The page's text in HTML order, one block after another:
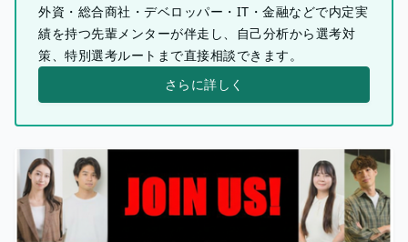
外資・総合商社・デベロッパー・IT・金融などで内定実
績を持つ先輩メンターが伴走し、自己分析から選考対
策、特別選考ルートまで直接相談できます。
さらに詳しく